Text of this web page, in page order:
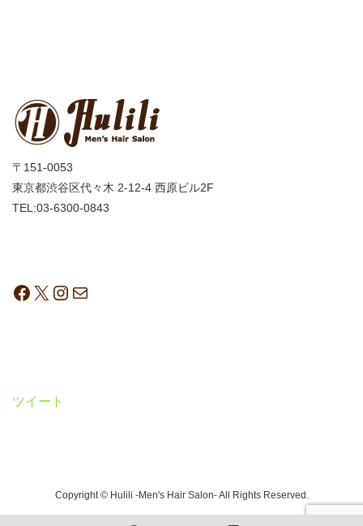
〒151-0053
東京都渋谷区代々木 2-12-4 西原ビル2F
TEL:03-6300-0843
ツイート
Copyright © Hulili -Men's Hair Salon- All Rights Reserved.